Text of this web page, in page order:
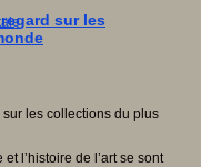
sur les
l’histoire de l’art se sont